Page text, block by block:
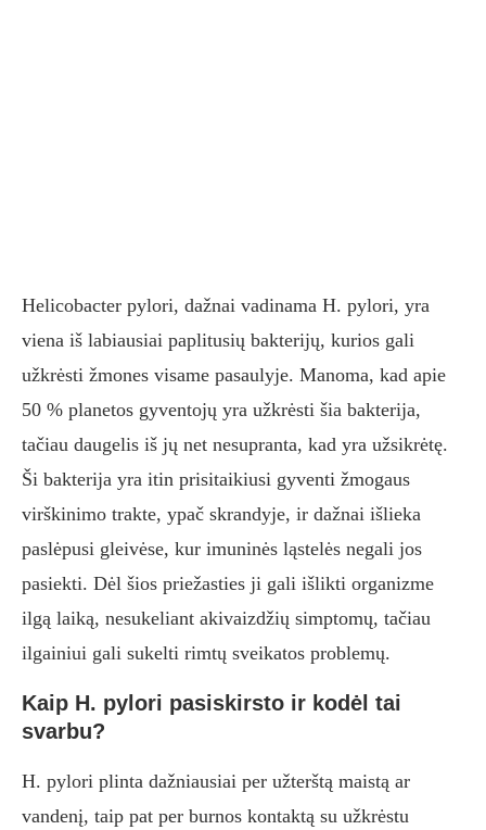
Helicobacter pylori, dažnai vadinama H. pylori, yra
viena iš labiausiai paplitusių bakterijų, kurios gali
užkrėsti žmones visame pasaulyje. Manoma, kad apie
50 % planetos gyventojų yra užkrėsti šia bakterija,
tačiau daugelis iš jų net nesupranta, kad yra užsikrėtę.
Ši bakterija yra itin prisitaikiusi gyventi žmogaus
virškinimo trakte, ypač skrandyje, ir dažnai išlieka
paslėpusi gleivėse, kur imuninės ląstelės negali jos
pasiekti. Dėl šios priežasties ji gali išlikti organizme
ilgą laiką, nesukeliant akivaizdžių simptomų, tačiau
ilgainiui gali sukelti rimtų sveikatos problemų.
Kaip H. pylori pasiskirsto ir kodėl tai
svarbu?
H. pylori plinta dažniausiai per užterštą maistą ar
vandenį, taip pat per burnos kontaktą su užkrėstu